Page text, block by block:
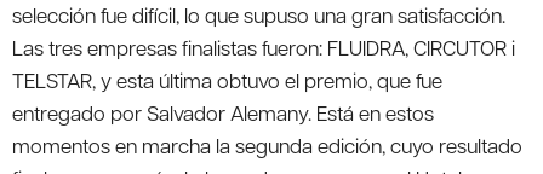
selección fue difícil, lo que supuso una gran satisfacción.
Las tres empresas finalistas fueron: FLUIDRA, CIRCUTOR i
TELSTAR, y esta última obtuvo el premio, que fue
entregado por Salvador Alemany. Está en estos
momentos en marcha la segunda edición, cuyo resultado